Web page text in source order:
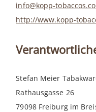
info@kopp-
http://www.kopp-
Stefan Meier
Rathausgasse 26
79098 Freiburg im